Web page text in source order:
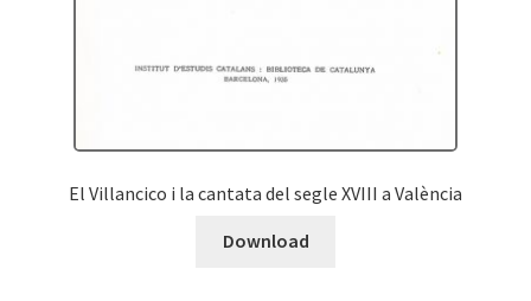
El Villancico i la cantata del segle XVIII a València
Download